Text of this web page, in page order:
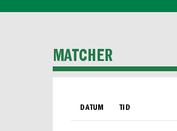
MATCHER
DATUM TID